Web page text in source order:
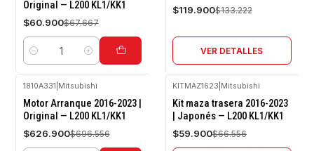
Original — L200 KL1/KK1
$60.900$67.667
Cantidad
$119.900$133.222
VER DETALLES
-10%
OFF
1810A331 Mitsubishi
Motor Arranque 2016-2023 |
Original — L200 KL1/KK1
$626.900$696.556
-10%
OFF
KITMAZ1623 Mitsubishi
Kit maza trasera 2016-2023
| Japonés — L200 KL1/KK1
$59.900$66.556